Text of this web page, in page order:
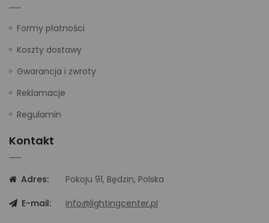
Formy płatności
Koszty dostawy
Gwarancja i zwroty
Reklamacje
Regulamin
Kontakt
Adres:
Pokoju 91, Będzin, Polska
E-mail:
info@lightingcenter.pl